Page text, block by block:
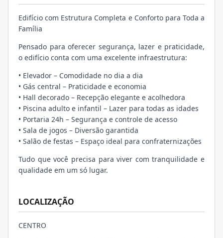
Edifício com Estrutura Completa e Conforto para Toda a
Família
Pensado para oferecer segurança, lazer e praticidade,
o edifício conta com uma excelente infraestrutura:
• Elevador – Comodidade no dia a dia
• Gás central – Praticidade e economia
• Hall decorado – Recepção elegante e acolhedora
• Piscina adulto e infantil – Lazer para todas as idades
• Portaria 24h – Segurança e controle de acesso
• Sala de jogos – Diversão garantida
• Salão de festas – Espaço ideal para confraternizações
Tudo que você precisa para viver com tranquilidade e
qualidade em um só lugar.
LOCALIZAÇÃO
CENTRO